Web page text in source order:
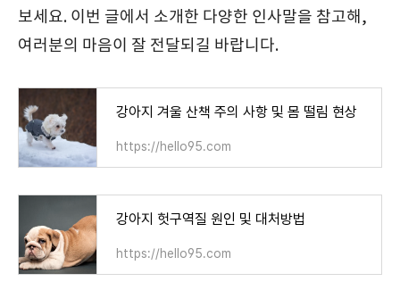
보세요. 이번 글에서 소개한 다양한 인사말을 참고해,
여러분의 마음이 잘 전달되길 바랍니다.
강아지 겨울 산책 주의 사항 및 몸 떨림 현상
https://hello95.com
강아지 헛구역질 원인 및 대처방법
https://hello95.com